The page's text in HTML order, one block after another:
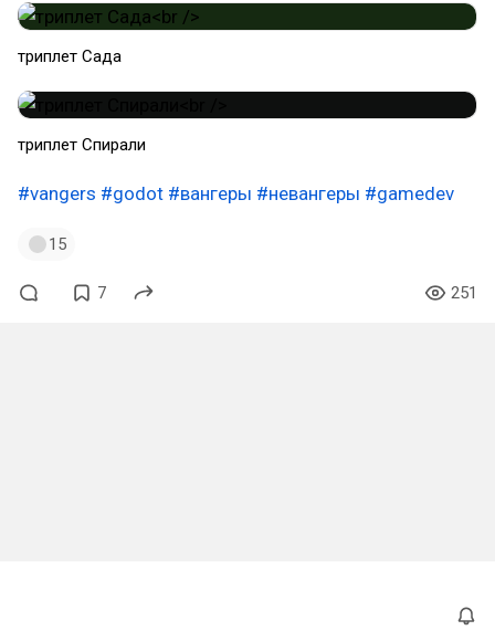
триплет Сада
триплет Спирали
#vangers #godot #вангеры #невангеры #gamedev
15
7 251